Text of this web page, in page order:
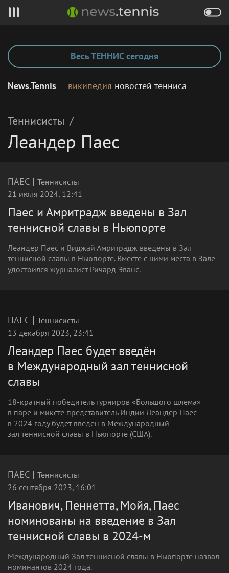
Весь ТЕННИС сегодня
News.Tennis — википедия новостей тенниса
Теннисисты /
Леандер Паес
ПАЕС | Теннисисты
21 июля 2024, 12:41
Паес и Амритрадж введены в Зал
теннисной славы в Ньюпорте
Леандер Паес и Виджай Амритрадж введены в Зал
теннисной славы в Ньюпорте. Вместе с ними места в Зале
удостоился журналист Ричард Эванс.
ПАЕС | Теннисисты
13 декабря 2023, 23:41
Леандер Паес будет введён
в Международный зал теннисной
славы
18-кратный победитель турниров «Большого шлема»
в паре и миксте представитель Индии Леандер Паес
в 2024 году будет введён в Международный
зал теннисной славы в Ньюпорте (США).
ПАЕС | Теннисисты
26 сентября 2023, 16:01
Иванович, Пеннетта, Мойя, Паес
номинованы на введение в Зал
теннисной славы в 2024-м
Международный Зал теннисной славы в Ньюпорте назвал
номинантов 2024 года.